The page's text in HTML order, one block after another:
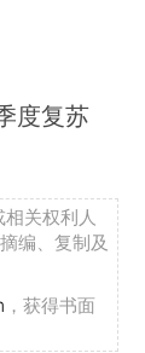
度复苏
关权利人
编、复制及
，获得书面